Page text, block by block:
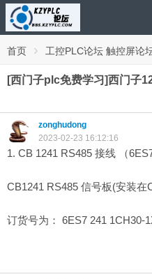
首页 › 工控PLC论坛 触控屏论
[西门子plc免费学习]西门子
zonghudong
2023-02-23 16:12:16
1. CB 1241 RS485 接线 （
CB1241 RS485 信号板(安装在
订货号为： 6ES7 241 1CH30-